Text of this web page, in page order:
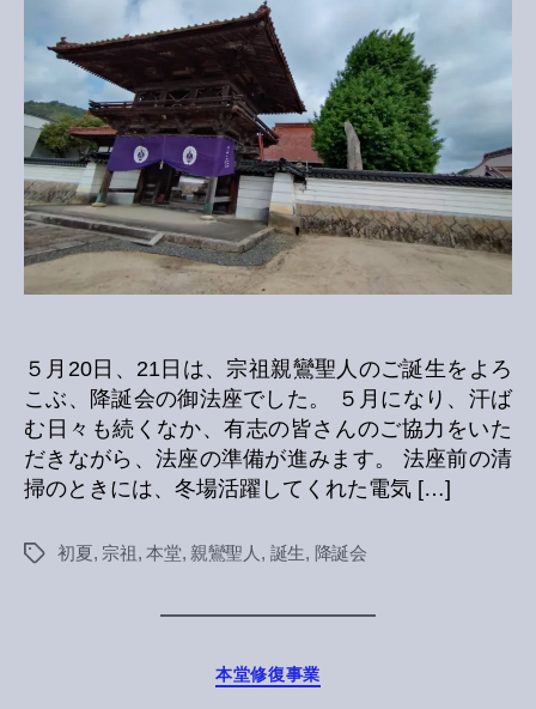
５月20日、21日は、宗祖親鸞聖人のご誕生をよろ
こぶ、降誕会の御法座でした。 ５月になり、汗ば
む日々も続くなか、有志の皆さんのご協力をいた
だきながら、法座の準備が進みます。 法座前の清
掃のときには、冬場活躍してくれた電気 […]
Tags初夏, 宗祖, 本堂, 親鸞聖人 , 誕生, 降誕会
Categories
本堂修復事業